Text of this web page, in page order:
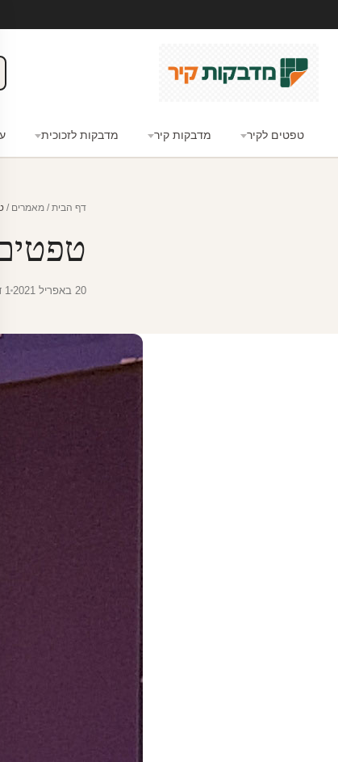
טפטים לקיר מדבקות קיר מדבקות לזכוכית
דף הבית / מאמרים /
20 באפריל 2021 1 דקות קריאה